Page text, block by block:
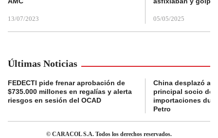
13/07/2023 05/05/2025
Últimas Noticias
FEDECTI pide frenar aprobación de
$735.000 millones en regalías y alerta
riesgos en sesión del OCAD
China desplazó a
principal socio de
importaciones
Petro
© CARACOL S.A. Todos los derechos reservados.